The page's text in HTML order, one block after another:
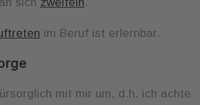
im Beruf ist erlernbar.
mit mir um, d.h. ich achte